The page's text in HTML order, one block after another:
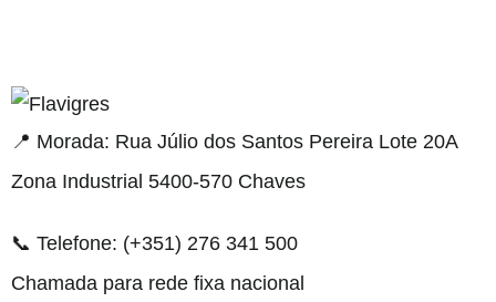
resmi adresi
📍 Morada: Rua Júlio dos Santos Pereira Lote 20A
Zona Industrial 5400-570 Chaves
📞 Telefone: (+351) 276 341 500
Chamada para rede fixa nacional